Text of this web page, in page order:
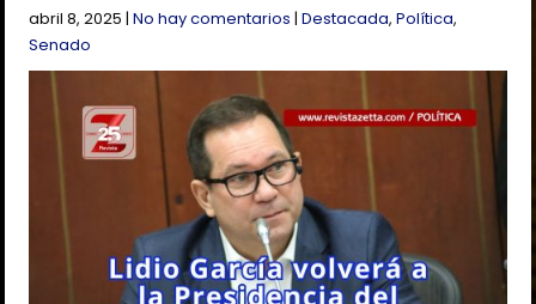
abril 8, 2025 |No hay comentarios |Destacada,Política,
Senado